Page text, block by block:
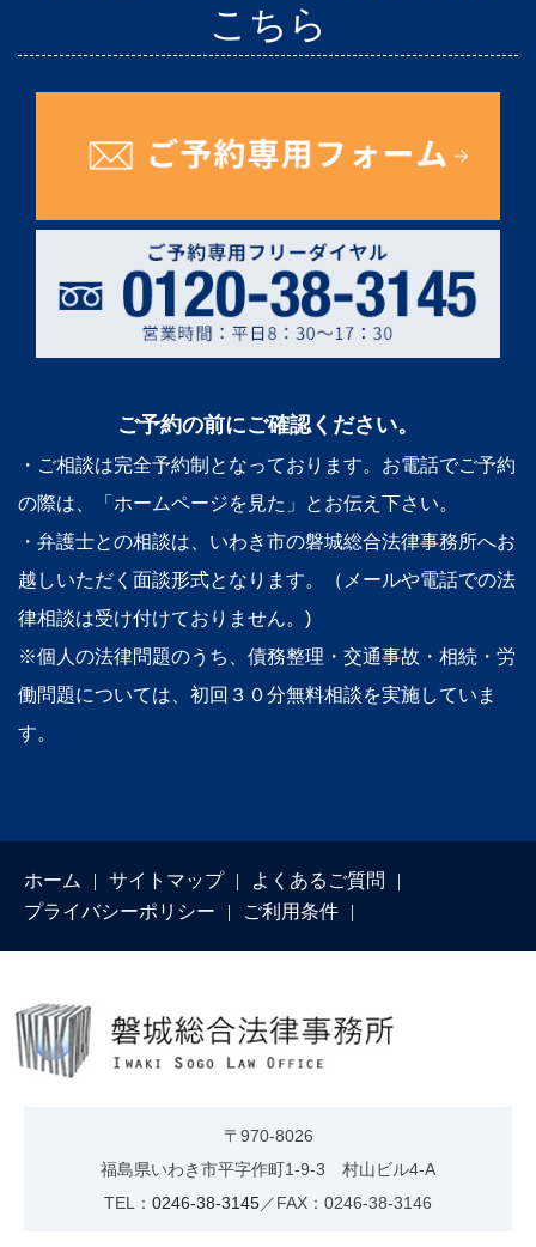
こちら
ご予約の前にご確認ください。
・ご相談は完全予約制となっております。お電話でご予約
の際は、「ホームページを見た」とお伝え下さい。
・弁護士との相談は、いわき市の磐城総合法律事務所へお
越しいただく面談形式となります。（メールや電話での法
律相談は受け付けておりません。)
※個人の法律問題のうち、債務整理・交通事故・相続・労
働問題については、初回３０分無料相談を実施していま
す。
ホーム サイトマップ
よくあるご質問
プライバシーポリシー
ご利用条件
〒970-8026
福島県いわき市平字作町1-9-3 村山ビル4-A
TEL： 0246-38-3145／FAX：0246-38-3146